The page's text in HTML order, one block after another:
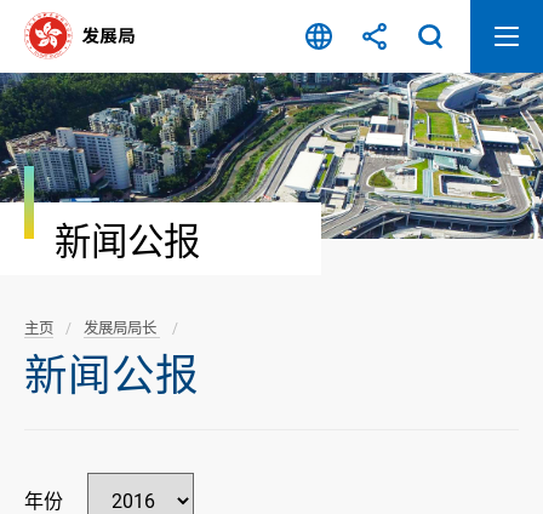
容
开
始
新闻公报
主页 发展局局长
新闻公报
年份